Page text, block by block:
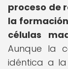
proceso de
la
células
Aunque la
idéntica a